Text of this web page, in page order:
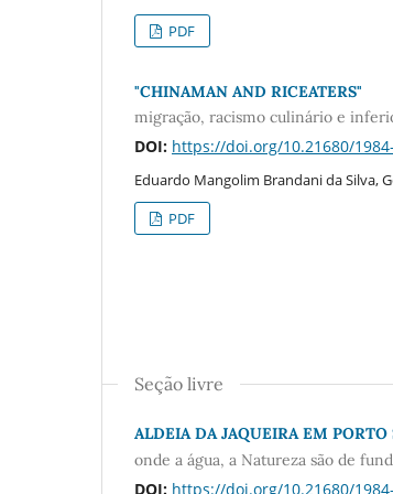
PDF
"CHINAMAN AND RICEATERS"
migração, racismo culinário e
DOI: https://doi.org/10.21680/
Eduardo Mangolim Brandani da Silva,
PDF
Seção livre
ALDEIA DA JAQUEIRA EM
onde a água, a Natureza são de
DOI: https://doi.org/10.21680/